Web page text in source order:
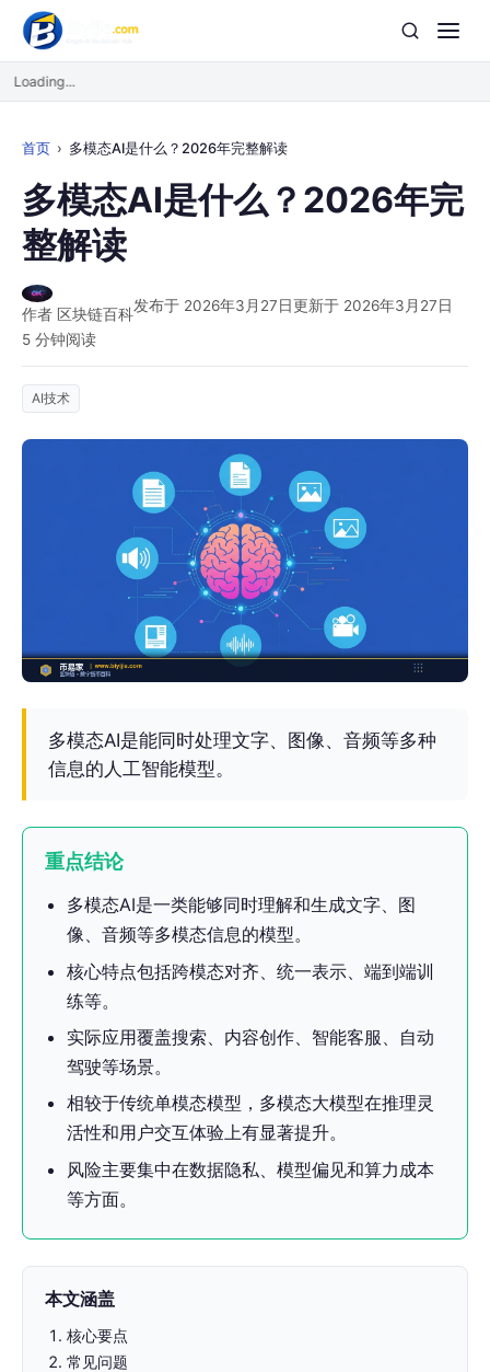
Loading...
首页 多模态AI是什么？2026年完整解读
多模态AI是什么？2026年完
整解读
作者 区块链百科发布于 2026年3月27日更新于 2026年3月27日
5 分钟阅读
AI技术
多模态AI是能同时处理文字、图像、音频等多种
信息的人工智能模型。
重点结论
多模态AI是一类能够同时理解和生成文字、图
像、音频等多模态信息的模型。
核心特点包括跨模态对齐、统一表示、端到端训
练等。
实际应用覆盖搜索、内容创作、智能客服、自动
驾驶等场景。
相较于传统单模态模型，多模态大模型在推理灵
活性和用户交互体验上有显著提升。
风险主要集中在数据隐私、模型偏见和算力成本
等方面。
本文涵盖
核心要点
常见问题